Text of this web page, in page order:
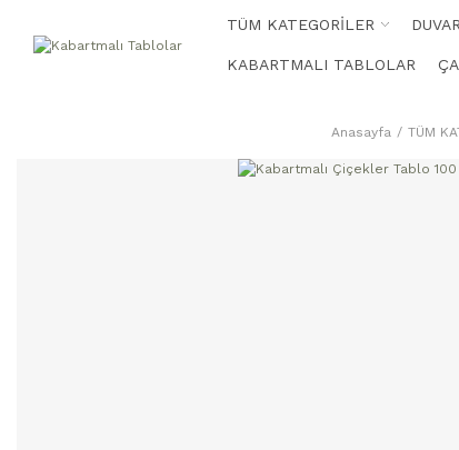
TÜM KATEGORİLER
KABARTMALI TABLOLAR
Anasayfa TÜM